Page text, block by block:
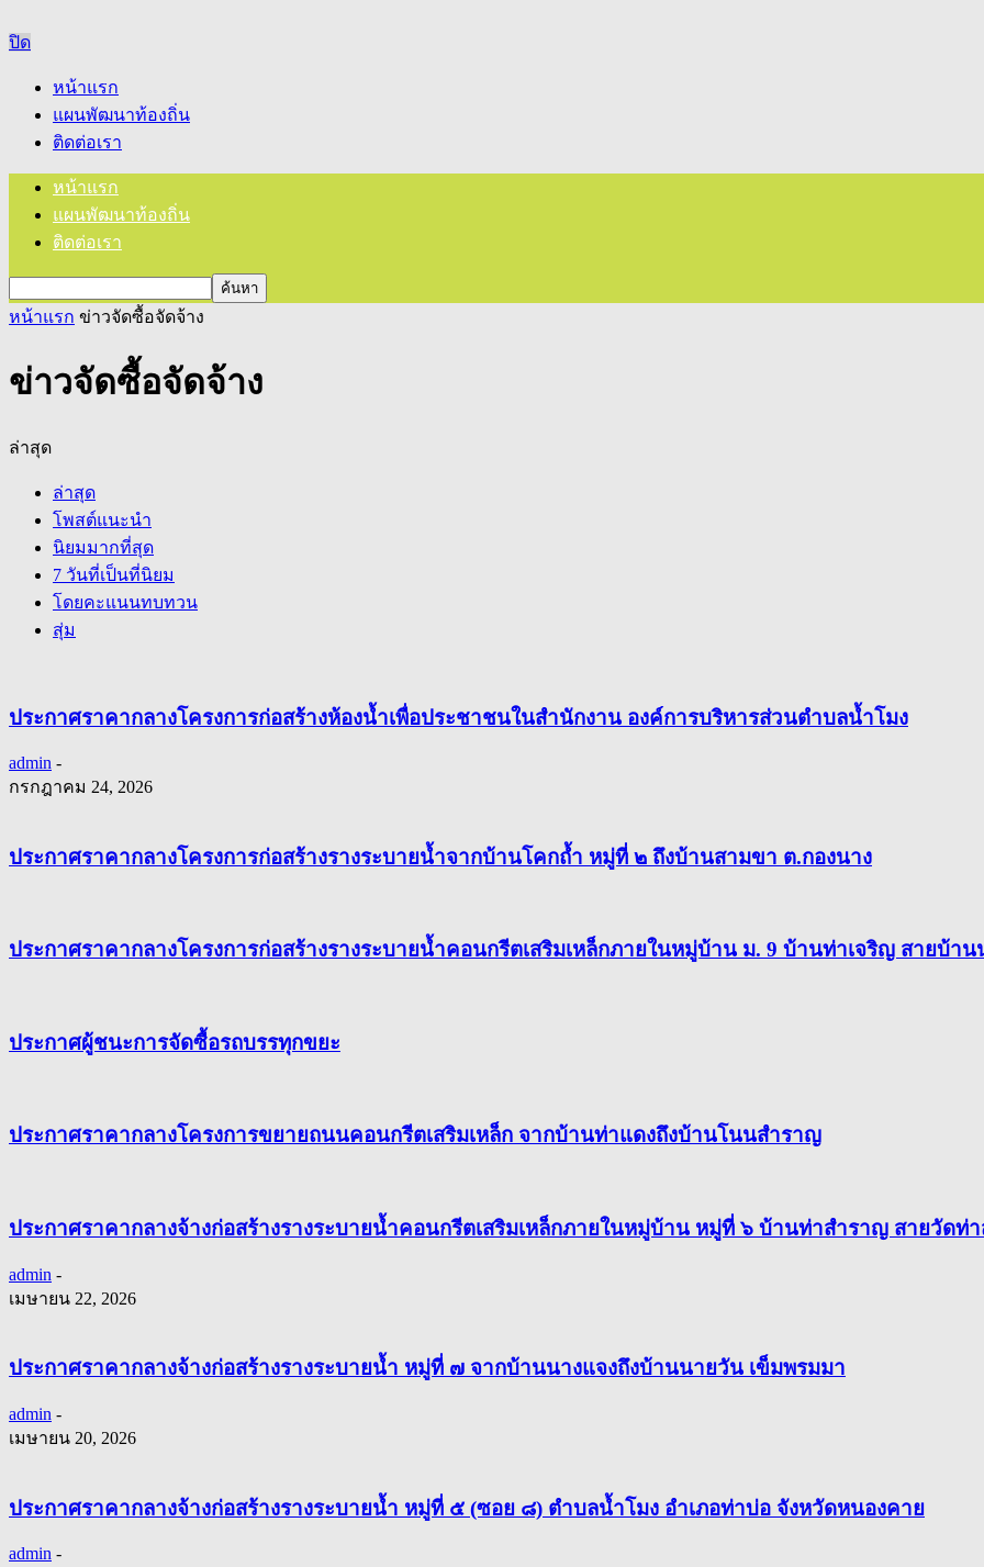
ปิด
หน้าแรก
แผนพัฒนาท้องถิ่น
ติดต่อเรา
หน้าแรก
แผนพัฒนาท้องถิ่น
ติดต่อเรา
หน้าแรก ข่าวจัดซื้อจัดจ้าง
ข่าวจัดซื้อจัดจ้าง
ล่าสุด
ล่าสุด
โพสต์แนะนำ
นิยมมากที่สุด
7 วันที่เป็นที่นิยม
โดยคะแนนทบทวน
สุ่ม
ประกาศราคากลางโครงการก่อสร้างห้องน้ำเพื่อประชาชนในสำนักงาน องค์การบริหารส่วนตำบลน้ำโมง
admin -
กรกฎาคม 24, 2026
ประกาศราคากลางโครงการก่อสร้างรางระบายน้ำจากบ้านโคกถ้ำ หมู่ที่ ๒ ถึงบ้านสามขา ต.กองนาง
ประกาศราคากลางโครงการก่อสร้างรางระบายน้ำคอนกรีตเสริมเหล็กภายในหมู่บ้าน ม. 9 บ้านท่าเจริญ สายบ้
ประกาศผู้ชนะการจัดซื้อรถบรรทุกขยะ
ประกาศราคากลางโครงการขยายถนนคอนกรีตเสริมเหล็ก จากบ้านท่าแดงถึงบ้านโนนสำราญ
ประกาศราคากลางจ้างก่อสร้างรางระบายน้ำคอนกรีตเสริมเหล็กภายในหมู่บ้าน หมู่ที่ ๖ บ้านท่าสำราญ สายวัดท่
admin -
เมษายน 22, 2026
ประกาศราคากลางจ้างก่อสร้างรางระบายน้ำ หมู่ที่ ๗ จากบ้านนางแจงถึงบ้านนายวัน เข็มพรมมา
admin -
เมษายน 20, 2026
ประกาศราคากลางจ้างก่อสร้างรางระบายน้ำ หมู่ที่ ๕ (ซอย ๘) ตำบลน้ำโมง อำเภอท่าบ่อ จังหวัดหนองคาย
admin -